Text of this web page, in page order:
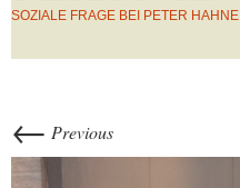
SOZIALE FRAGE BEI PETER HAHNE
← Previous